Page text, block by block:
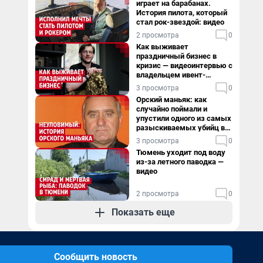
играет на барабанах.
История пилота, который
стал рок-звездой: видео
2 просмотра 0
Как выживает
праздничный бизнес в
кризис — видеоинтервью с
владельцем ивент-
агентства
3 просмотра 0
Орский маньяк: как
случайно поймали и
упустили одного из самых
разыскиваемых убийц в
России. Видео
3 просмотра 0
Тюмень уходит под воду
из-за летного паводка —
видео
2 просмотра 0
Показать еще
Сообщить новость